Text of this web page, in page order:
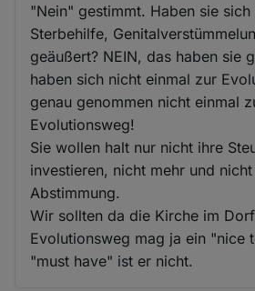
"Nein" gestimmt. Haben sie
Sterbehilfe,
geäußert? NEIN, das haben sie
haben sich nicht einmal zur
genau genommen nicht einmal
Evolutionsweg!
Sie wollen halt nur nicht ihre
investieren, nicht mehr und
Abstimmung.
Wir sollten da die Kirche im
Evolutionsweg mag ja ein "nice
"must have" ist er nicht.